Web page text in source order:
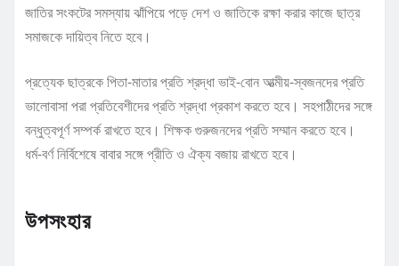
জাতির সংকটের সমস্যায় ঝাঁপিয়ে পড়ে দেশ ও জাতিকে রক্ষা করার কাজে ছাত্র
সমাজকে দায়িত্ব নিতে হবে।
প্রত্যেক ছাত্রকে পিতা-মাতার প্রতি শ্রদ্ধা ভাই-বোন আত্মীয়-স্বজনদের প্রতি
ভালোবাসা পরা প্রতিবেশীদের প্রতি শ্রদ্ধা প্রকাশ করতে হবে। সহপাঠীদের সঙ্গে
বন্ধুত্বপূর্ণ সম্পর্ক রাখতে হবে। শিক্ষক গুরুজনদের প্রতি সম্মান করতে হবে।
ধর্ম-বর্ণ নির্বিশেষে বাবার সঙ্গে প্রীতি ও ঐক্য বজায় রাখতে হবে।
উপসংহার